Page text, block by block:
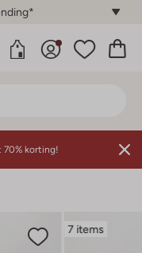
70% korting!
7 items